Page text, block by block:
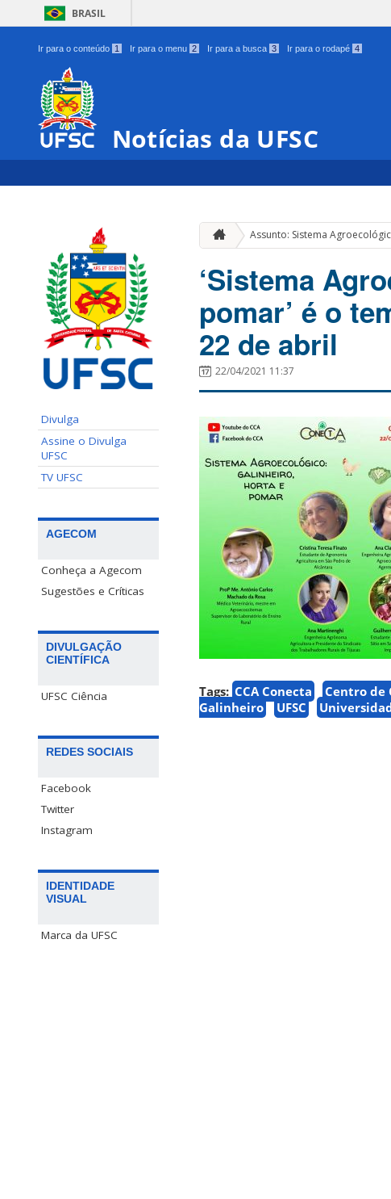
BRASIL
Ir para o conteúdo 1 Ir para o menu 2 Ir para a busca 3 Ir para o rodapé 4
Notícias da UFSC
Divulga
Assine o Divulga
UFSC
TV UFSC
AGECOM
Conheça a Agecom
Sugestões e Críticas
DIVULGAÇÃO
CIENTÍFICA
UFSC Ciência
REDES SOCIAIS
Facebook
Twitter
Instagram
IDENTIDADE
VISUAL
Marca da UFSC
Assunto: Sistema
‘Sistema
pomar’ é o
22 de abril
22/04/2021 11:37
Tags: CCA Conecta Centro de
Galinheiro
UFSC